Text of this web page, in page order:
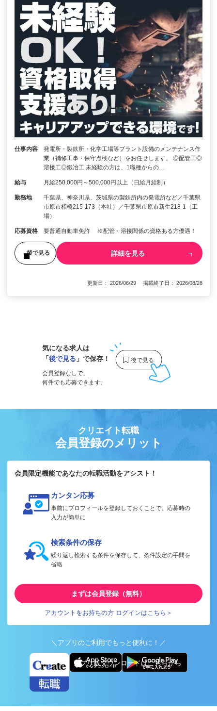
仕事内容
発電所・製鉄所・化学工場等プラント設備のメンテナンス作
業（補修工事・保守点検など）をお任せします。 ◎配管工◎
溶接工◎鍛冶工 未経験の方は、1職種からの…
給与 月給250,000円～500,000円以上（日給月給制）
勤務地
千葉県、神奈川県、茨城県の製鉄所内の発電所など／千葉県
市原市栢橋215-173（本社）／千葉県市原市新生218-1（工
場）
応募資格 要普通自動車免許 ※配管・溶接関係の資格ある方優遇！
後で見る 詳細を見る
更新日： 2026/06/29 掲載終了日： 2026/08/28
気になる求人は
「後で見る 」で保存！
会員登録なしで、
何件でも応募できます。
クリエイト転職
会員登録のメリット
会員限定機能であなたの転職活動をアシスト！
カンタン応募
事前にプロフィールを登録しておくことで、応募時の
入力が簡単に
検索条件の保存
繰り返し検索する条件を保存して、条件設定の手間を
省略
まずは会員登録（無料）
アカウントをお持ちの方 ログインはこちら＞
＼アプリのご利用でもっと便利に！／
アプリ版ダウンロードはこちらから